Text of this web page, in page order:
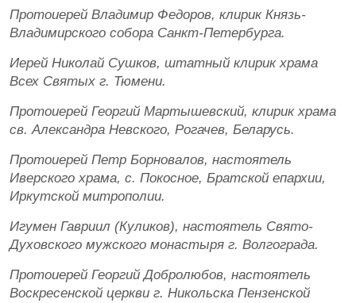
Протоиерей Владимир Федоров, клирик Князь-
Владимирского собора Санкт-Петербурга.
Иерей Николай Сушков, штатный клирик храма
Всех Святых г. Тюмени.
Протоиерей Георгий Мартышевский, клирик храма
св. Александра Невского, Рогачев, Беларусь.
Протоиерей Петр Борновалов, настоятель
Иверского храма, с. Покосное, Братской епархии,
Иркутской митрополии.
Игумен Гавриил (Куликов), настоятель Свято-
Духовского мужского монастыря г. Волгограда.
Протоиерей Георгий Добролюбов, настоятель
Воскресенской церкви г. Никольска Пензенской